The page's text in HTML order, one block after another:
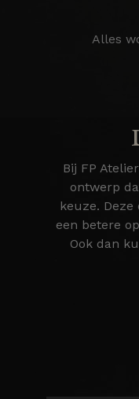
Alles
Bij FP
ontwerp
keuze.
een betere
Ook dan